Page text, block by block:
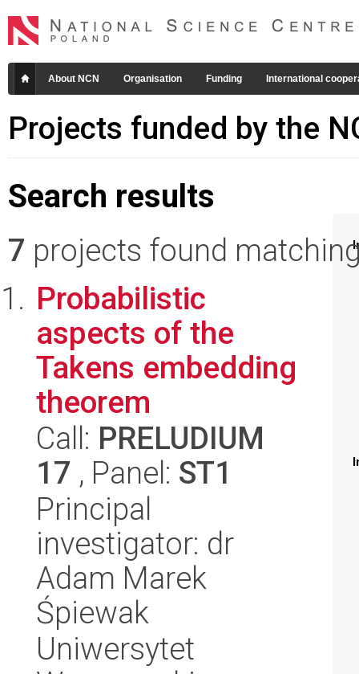
About NCN Organisation Funding International
Projects funded by the
Search results
7 projects found
Probabilistic
aspects of the
Takens embedding
theorem
Call: PRELUDIUM
17 , Panel: ST1
Principal
investigator: dr
Adam Marek
Śpiewak
Uniwersytet